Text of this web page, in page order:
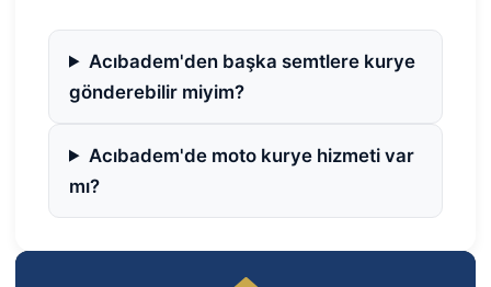
Acıbadem'den başka semtlere kurye
gönderebilir miyim?
Acıbadem'de moto kurye hizmeti var
mı?